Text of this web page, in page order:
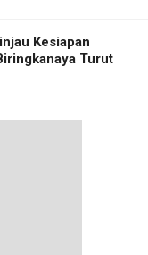
Kesiapan
Turut